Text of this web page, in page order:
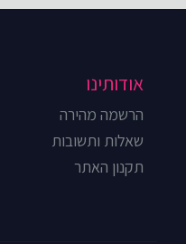
אודותינו
הרשמה מהירה
שאלות ותשובות
תקנון האתר